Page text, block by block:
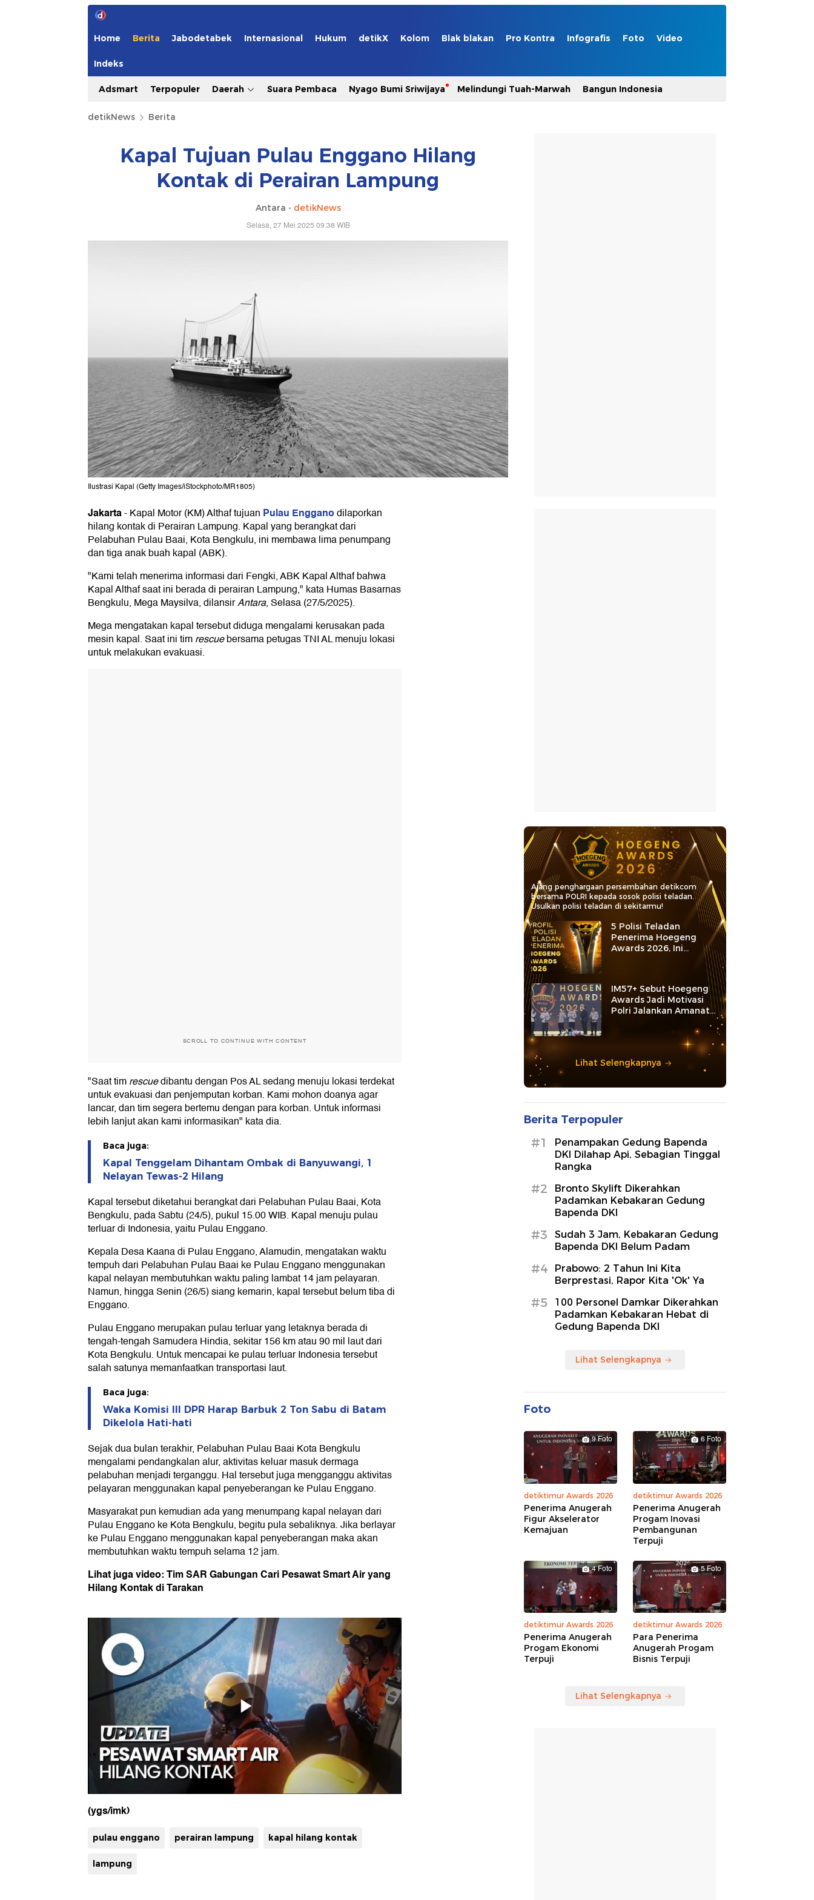
Home Berita Jabodetabek Internasional Hukum detikX Kolom Blak blakan Pro Kontra Infografis Foto Video
Indeks
Adsmart Terpopuler Daerah Suara Pembaca Nyago Bumi Sriwijaya Melindungi Tuah-Marwah Bangun Indonesia
detikNews Berita
Kapal Tujuan Pulau Enggano Hilang
Kontak di Perairan Lampung
Antara - detikNews
Selasa, 27 Mei 2025 09:38 WIB
Ilustrasi Kapal (Getty Images/iStockphoto/MR1805)
Jakarta-Kapal Motor (KM) Althaf tujuan Pulau Engganodilaporkan
hilang kontak di Perairan Lampung. Kapal yang berangkat dari
Pelabuhan Pulau Baai, Kota Bengkulu, ini membawa lima penumpang
dan tiga anak buah kapal (ABK).
"Kami telah menerima informasi dari Fengki, ABK Kapal Althaf bahwa
Kapal Althaf saat ini berada di perairan Lampung," kata Humas Basarnas
Bengkulu, Mega Maysilva, dilansirAntara, Selasa (27/5/2025).
Mega mengatakan kapal tersebut diduga mengalami kerusakan pada
mesin kapal. Saat ini timrescuebersama petugas TNI AL menuju lokasi
untuk melakukan evakuasi.
SCROLL TO CONTINUE WITH CONTENT
"Saat timrescuedibantu dengan Pos AL sedang menuju lokasi terdekat
untuk evakuasi dan penjemputan korban. Kami mohon doanya agar
lancar, dan tim segera bertemu dengan para korban. Untuk informasi
lebih lanjut akan kami informasikan" kata dia.
Baca juga:
Kapal Tenggelam Dihantam Ombak di Banyuwangi, 1
Nelayan Tewas-2 Hilang
Kapal tersebut diketahui berangkat dari Pelabuhan Pulau Baai, Kota
Bengkulu, pada Sabtu (24/5), pukul 15.00 WIB. Kapal menuju pulau
terluar di Indonesia, yaitu Pulau Enggano.
Kepala Desa Kaana di Pulau Enggano, Alamudin, mengatakan waktu
tempuh dari Pelabuhan Pulau Baai ke Pulau Enggano menggunakan
kapal nelayan membutuhkan waktu paling lambat 14 jam pelayaran.
Namun, hingga Senin (26/5) siang kemarin, kapal tersebut belum tiba di
Enggano.
Pulau Enggano merupakan pulau terluar yang letaknya berada di
tengah-tengah Samudera Hindia, sekitar 156 km atau 90 mil laut dari
Kota Bengkulu. Untuk mencapai ke pulau terluar Indonesia tersebut
salah satunya memanfaatkan transportasi laut.
Baca juga:
Waka Komisi III DPR Harap Barbuk 2 Ton Sabu di Batam
Dikelola Hati-hati
Sejak dua bulan terakhir, Pelabuhan Pulau Baai Kota Bengkulu
mengalami pendangkalan alur, aktivitas keluar masuk dermaga
pelabuhan menjadi terganggu. Hal tersebut juga mengganggu aktivitas
pelayaran menggunakan kapal penyeberangan ke Pulau Enggano.
Masyarakat pun kemudian ada yang menumpang kapal nelayan dari
Pulau Enggano ke Kota Bengkulu, begitu pula sebaliknya. Jika berlayar
ke Pulau Enggano menggunakan kapal penyeberangan maka akan
membutuhkan waktu tempuh selama 12 jam.
Lihat juga video: Tim SAR Gabungan Cari Pesawat Smart Air yang
Hilang Kontak di Tarakan
(ygs/imk)
pulau enggano perairan lampung kapal hilang kontak
lampung
Ajang penghargaan persembahan detikcom
bersama POLRI kepada sosok polisi teladan.
Usulkan polisi teladan di sekitarmu!
5 Polisi Teladan
Penerima Hoegeng
Awards 2026, Ini
Kategori dan Kiprahnya
IM57+ Sebut Hoegeng
Awards Jadi Motivasi
Polri Jalankan Amanat
Lihat Selengkapnya
Berita Terpopuler
#1
Penampakan Gedung Bapenda
DKI Dilahap Api, Sebagian Tinggal
Rangka
#2
Bronto Skylift Dikerahkan
Padamkan Kebakaran Gedung
Bapenda DKI
#3
Sudah 3 Jam, Kebakaran Gedung
Bapenda DKI Belum Padam
#4
Prabowo: 2 Tahun Ini Kita
Berprestasi, Rapor Kita 'Ok' Ya
#5
100 Personel Damkar Dikerahkan
Padamkan Kebakaran Hebat di
Gedung Bapenda DKI
Lihat Selengkapnya
Foto
9 Foto
detiktimur Awards 2026
Penerima Anugerah
Figur Akselerator
Kemajuan
6 Foto
detiktimur Awards 2026
Penerima Anugerah
Progam Inovasi
Pembangunan
Terpuji
4 Foto
detiktimur Awards 2026
Penerima Anugerah
Progam Ekonomi
Terpuji
5 Foto
detiktimur Awards 2026
Para Penerima
Anugerah Progam
Bisnis Terpuji
Lihat Selengkapnya